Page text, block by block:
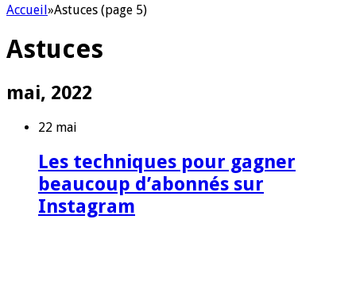
Accueil»Astuces (page 5)
Astuces
mai, 2022
22 mai
Les techniques pour gagner
beaucoup d’abonnés sur
Instagram